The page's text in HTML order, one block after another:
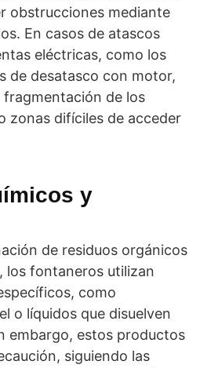
obstrucciones mediante
En casos de atascos
eléctricas, como los
de desatasco con motor,
de los
zonas difíciles de acceder
y
de residuos orgánicos
los fontaneros utilizan
como
o líquidos que disuelven
embargo, estos productos
siguiendo las